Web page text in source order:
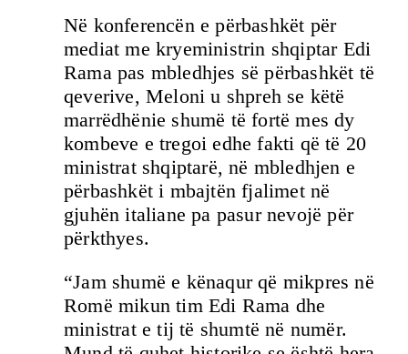
Në konferencën e përbashkët për
mediat me kryeministrin shqiptar Edi
Rama pas mbledhjes së përbashkët të
qeverive, Meloni u shpreh se këtë
marrëdhënie shumë të fortë mes dy
kombeve e tregoi edhe fakti që të 20
ministrat shqiptarë, në mbledhjen e
përbashkët i mbajtën fjalimet në
gjuhën italiane pa pasur nevojë për
përkthyes.
“Jam shumë e kënaqur që mikpres në
Romë mikun tim Edi Rama dhe
ministrat e tij të shumtë në numër.